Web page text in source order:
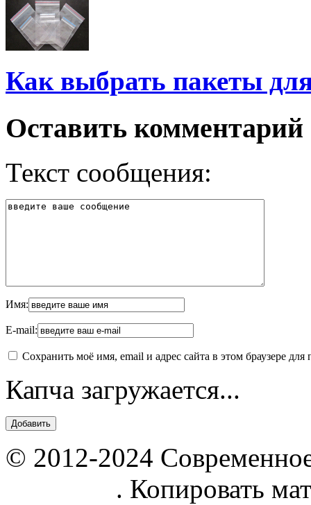
Как выбрать пакеты
Оставить комментарий
Текст сообщения:
Имя:
E-mail:
Сохранить моё имя, email и адрес сайта в этом браузере
Капча загружается...
© 2012-2024
. Копировать